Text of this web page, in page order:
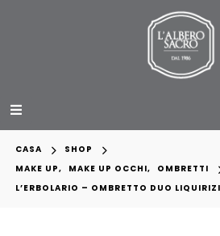
CASA
SHOP
MAKE UP, MAKE UP OCCHI,
OMBRETTI
L’ERBOLARIO – OMBRETTO DUO